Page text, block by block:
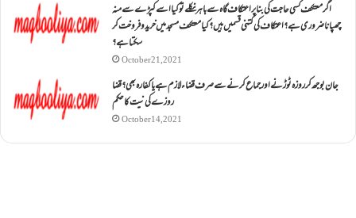
اگر معتکف کسی حاجت کی بنا پر اعتکاف گاہ سے باہر نکلے تو کیا اسے کپڑے سے منہ
چھپانا ضروری ہے؟اعتکاف کی کتنی قسمیں ہیں؟کیا معتکف مسجد میں خرید و فروخت کر
سکتا ہے؟
October 21, 2021
جان بوجھ کر روزہ ٹوڑنے اور جماع کرنے سے صرف قضاء لازم ہے یا کفارہ بھی؟ قضا
روزے کی نیت کا حکم
October 14, 2021